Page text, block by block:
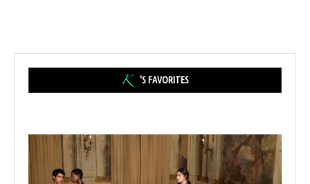
'S FAVORITES